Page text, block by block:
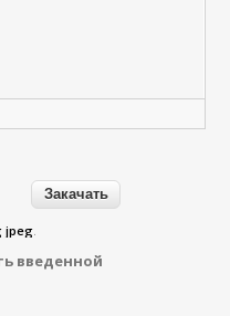
jpeg.
введенной